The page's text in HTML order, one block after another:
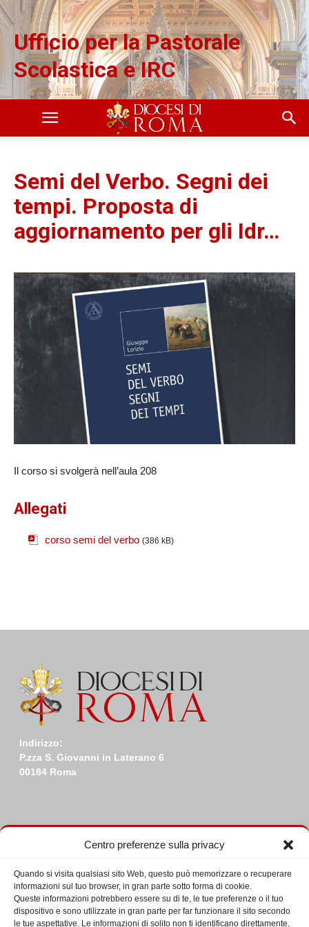
Centro preferenze sulla privacy
Quando si visita qualsiasi sito Web, questo può memorizzare o recuperare
informazioni sul tuo browser, in gran parte sotto forma di cookie.
Queste informazioni potrebbero essere su di te, le tue preferenze o il tuo
dispositivo e sono utilizzate in gran parte per far funzionare il sito secondo
le tue aspettative. Le informazioni di solito non ti identificano direttamente,
Ufficio per la Pastorale
Scolastica e IRC
Semi del Verbo. Segni dei
tempi. Proposta di
aggiornamento per gli Idr…
Il corso si svolgerà nell’aula 208
Allegati
corso semi del verbo (386 kB)
Indirizzo:
P.zza S. Giovanni in Laterano 6
00184 Roma
Calendario incontri
Eventi in Agosto 2026
LLUNEDÌ
MMARTEDÌ
MMERCOLEDÌ
GGIOVEDÌ
VVENERDÌ
SSABATO
D